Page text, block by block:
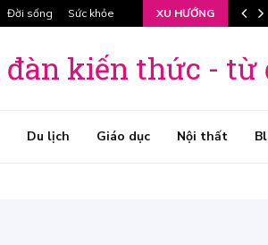
Đời sống Sức khỏe XU HƯỚNG
đàn kiến thức - từ
Du lịch Giáo dục Nội thất